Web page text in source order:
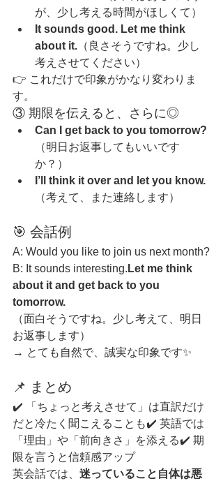
が、少し考える時間がほしくて）
It sounds good. Let me think
about it. （良さそうですね。少し
考えさせてください）
👉 これだけで印象がかなり変わりま
す。
③ 期限を伝えると、さらに◎
Can I get back to you tomorrow?
（明日お返事してもいいです
か？）
I’ll think it over and let you know.
（考えて、また連絡します）
🎯 会話例
A: Would you like to join us next month?
B: It sounds interesting. Let me think
about it and get back to you
tomorrow.
（面白そうですね。少し考えて、明日
お返事します）
→ とても自然で、誠実な印象です✨
📌 まとめ
✔️ 「ちょっと考えさせて」は直訳だけ
だと冷たく聞こえることも✔️ 英語では
「理由」や「前向きさ」を添える✔️ 期
限を言うと信頼感アップ
英会話では、 迷っていること自体は悪